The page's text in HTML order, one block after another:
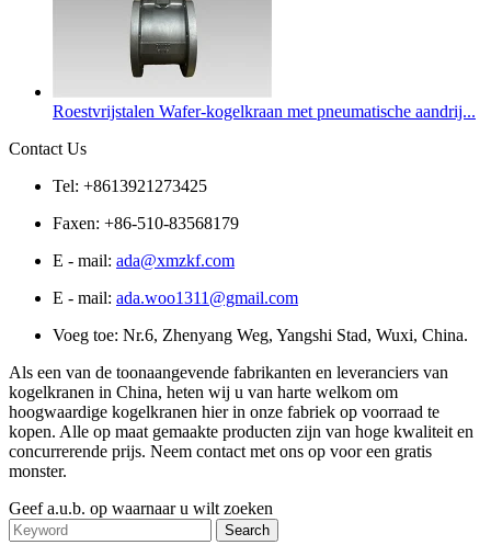
Roestvrijstalen Wafer-kogelkraan met pneumatische aandrij...
Contact Us
Tel: +8613921273425
Faxen: +86-510-83568179
E - mail: ada@xmzkf.com
E - mail: ada.woo1311@gmail.com
Voeg toe: Nr.6, Zhenyang Weg, Yangshi Stad, Wuxi, China.
Als een van de toonaangevende fabrikanten en leveranciers van
kogelkranen in China, heten wij u van harte welkom om
hoogwaardige kogelkranen hier in onze fabriek op voorraad te
kopen. Alle op maat gemaakte producten zijn van hoge kwaliteit en
concurrerende prijs. Neem contact met ons op voor een gratis
monster.
Geef a.u.b. op waarnaar u wilt zoeken